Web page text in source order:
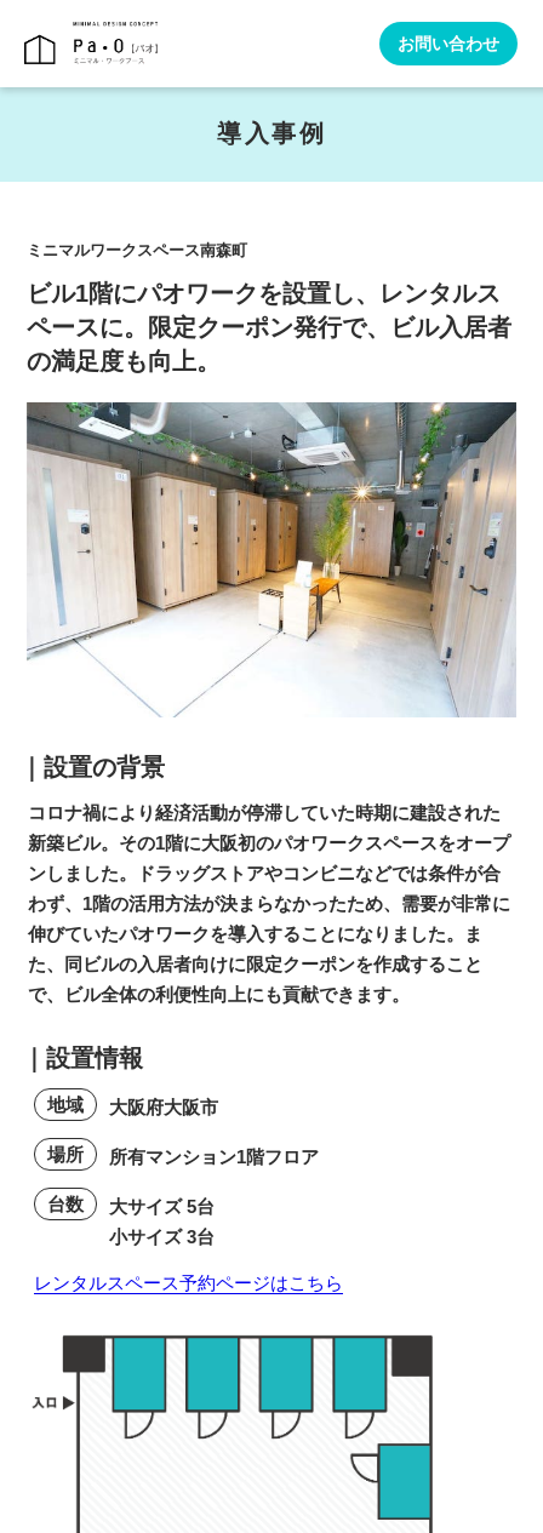
お問い合わせ
導入事例
ミニマルワークスペース南森町
ビル1階にパオワークを設置し、レンタルス
ペースに。限定クーポン発行で、ビル入居者
の満足度も向上。
｜設置の背景
コロナ禍により経済活動が停滞していた時期に建設された
新築ビル。その1階に大阪初のパオワークスペースをオープ
ンしました。ドラッグストアやコンビニなどでは条件が合
わず、1階の活用方法が決まらなかったため、需要が非常に
伸びていたパオワークを導入することになりました。ま
た、同ビルの入居者向けに限定クーポンを作成すること
で、ビル全体の利便性向上にも貢献できます。
｜設置情報
地域 大阪府大阪市
場所 所有マンション1階フロア
台数
大サイズ 5台
小サイズ 3台
レンタルスペース予約ページはこちら